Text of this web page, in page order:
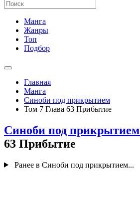
Манга
Жанры
Топ
Подбор
Главная
Манга
Cиноби под прикрытием
Том 7 Глава 63 Прибытие
Cиноби под прикрытием
63 Прибытие
Ранее в Cиноби под прикрытием...